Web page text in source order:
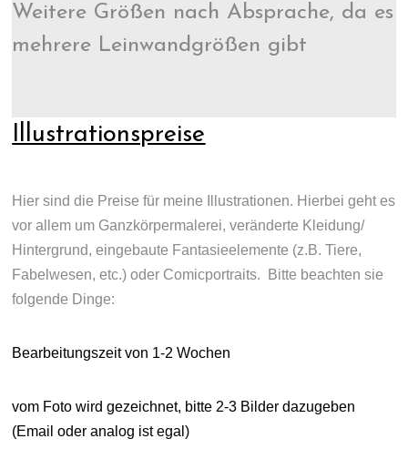
Weitere Größen nach Absprache, da es
mehrere Leinwandgrößen gibt
Illustrationspreise
Hier sind die Preise für meine Illustrationen. Hierbei geht es
vor allem um Ganzkörpermalerei, veränderte Kleidung/
Hintergrund, eingebaute Fantasieelemente (z.B. Tiere,
Fabelwesen, etc.) oder Comicportraits. Bitte beachten sie
folgende Dinge:
Bearbeitungszeit von 1-2 Wochen
vom Foto wird gezeichnet, bitte 2-3 Bilder dazugeben
(Email oder analog ist egal)